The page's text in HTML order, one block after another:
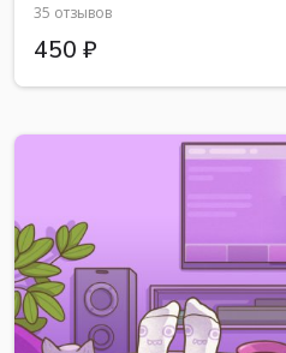
35 отзывов
450 ₽